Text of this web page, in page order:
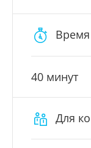
40 минут
Для